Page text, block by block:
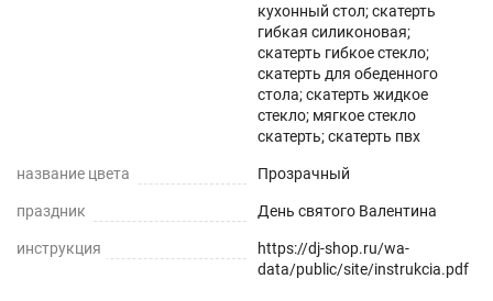
кухонный стол; скатерть
гибкая силиконовая;
скатерть гибкое стекло;
скатерть для обеденного
стола; скатерть жидкое
стекло; мягкое стекло
скатерть; скатерть пвх
название цвета Прозрачный
праздник День святого Валентина
инструкция
https://dj-shop.ru/wa-
data/public/site/instrukcia.pdf